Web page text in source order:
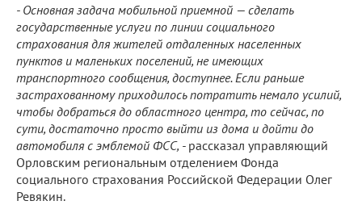
- Основная задача мобильной приемной — сделать
государственные услуги по линии социального
страхования для жителей отдаленных населенных
пунктов и маленьких поселений, не имеющих
транспортного сообщения, доступнее. Если раньше
застрахованному приходилось потратить немало усилий,
чтобы добраться до областного центра, то сейчас, по
сути, достаточно просто выйти из дома и дойти до
автомобиля с эмблемой ФСС, - рассказал управляющий
Орловским региональным отделением Фонда
социального страхования Российской Федерации Олег
Ревякин.